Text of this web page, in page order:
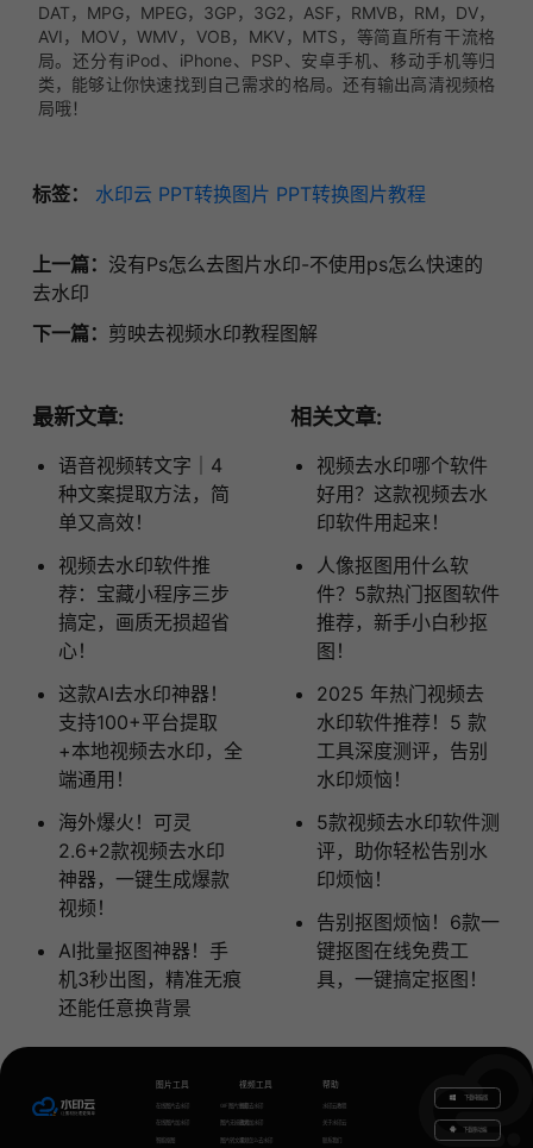
DAT，MPG，MPEG，3GP，3G2，ASF，RMVB，RM，DV，
AVI，MOV，WMV，VOB，MKV，MTS，等简直所有干流格
局。还分有iPod、iPhone、PSP、安卓手机、移动手机等归
类，能够让你快速找到自己需求的格局。还有输出高清视频格
局哦！
标签： 水印云 PPT转换图片 PPT转换图片教程
上一篇： 没有Ps怎么去图片水印-不使用ps怎么快速的
去水印
下一篇： 剪映去视频水印教程图解
最新文章:
语音视频转文字｜4
种文案提取方法，简
单又高效！
视频去水印软件推
荐：宝藏小程序三步
搞定，画质无损超省
心！
这款AI去水印神器！
支持100+平台提取
+本地视频去水印，全
端通用！
海外爆火！可灵
2.6+2款视频去水印
神器，一键生成爆款
视频！
AI批量抠图神器！手
机3秒出图，精准无痕
还能任意换背景
相关文章:
视频去水印哪个软件
好用？这款视频去水
印软件用起来！
人像抠图用什么软
件？5款热门抠图软件
推荐，新手小白秒抠
图！
2025 年热门视频去
水印软件推荐！5 款
工具深度测评，告别
水印烦恼！
5款视频去水印软件测
评，助你轻松告别水
印烦恼！
告别抠图烦恼！6款一
键抠图在线免费工
具，一键搞定抠图！
图片工具
在线图片去水印
在线图片加水印
智能抠图
GIF图片生成
图片无损放大
图片转文字
视频工具
视频去水印
视频加水印
视频怎么去水印
帮助
水印云教程
关于水印云
联系我们
下载电脑版
下载移动端